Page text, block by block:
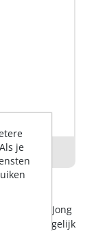
De Jong
breed mogelijk
je